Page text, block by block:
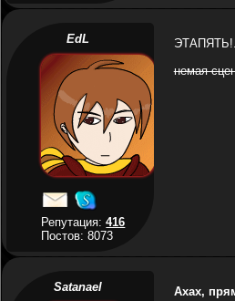
EdL
Репутация:416
Постов: 8073
немая
Satanael Ахах,